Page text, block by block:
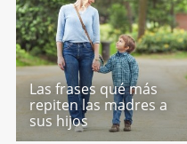
Las frases qué más
repiten las madres a
sus hijos